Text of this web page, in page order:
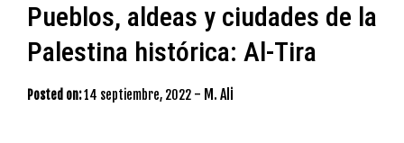
Pueblos, aldeas y ciudades de la
Palestina histórica: Al-Tira
Posted on:14 septiembre, 2022 - M. Ali